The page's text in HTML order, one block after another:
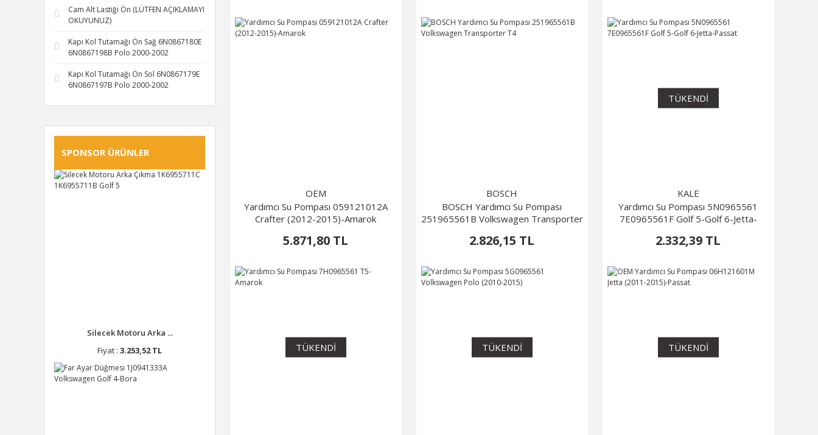
Cam Alt Lastiği Ön (LÜTFEN AÇIKLAMAYI
OKUYUNUZ)
Kapı Kol Tutamağı Ön Sağ 6N0867180E
6N0867198B Polo 2000-2002
Kapı Kol Tutamağı Ön Sol 6N0867179E
6N0867197B Polo 2000-2002
SPONSOR ÜRÜNLER
Silecek Motoru Arka ...
Fiyat : 3.253,52 TL
OEM
Yardımcı Su Pompası 059121012A
Crafter (2012-2015)-Amarok
5.871,80 TL
BOSCH
BOSCH Yardımcı Su Pompası
251965561B Volkswagen Transporter
2.826,15 TL
TÜKENDİ
KALE
Yardımcı Su Pompası 5N0965561
7E0965561F Golf 5-Golf 6-Jetta-
2.332,39 TL
TÜKENDİ TÜKENDİ TÜKENDİ